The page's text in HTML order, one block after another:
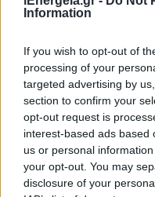
Information
If you wish to opt-out of
processing of your
targeted advertising by
section to confirm your
opt-out request is
interest-based ads based
us or personal
your opt-out. You may
disclosure of your
χαθούν
ηγεσία
25
AKTOR: ΑΜΚ
σχέδιο Εξάρχου